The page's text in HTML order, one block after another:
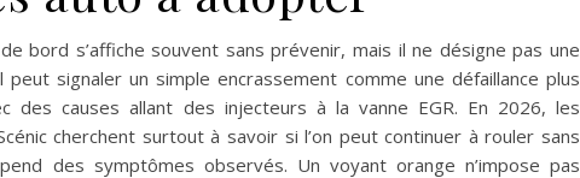
bord s’affiche souvent sans prévenir, mais il ne désigne pas une
signaler un simple encrassement comme une défaillance plus
des causes allant des injecteurs à la vanne EGR. En 2026, les
cherchent surtout à savoir si l’on peut continuer à rouler sans
des symptômes observés. Un voyant orange n’impose pas